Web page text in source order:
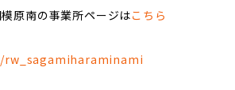
原南の事業所ページはこちら